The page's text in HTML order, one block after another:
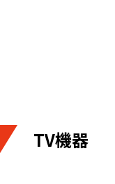
TV機器